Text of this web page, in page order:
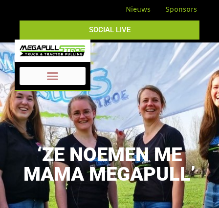
Nieuws Sponsors
SOCIAL LIVE
‘ZE NOEMEN ME
MAMA MEGAPULL’